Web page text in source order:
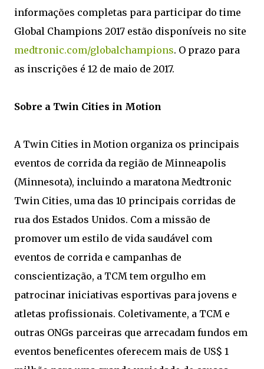
informações completas para participar do time
Global Champions 2017 estão disponíveis no site
medtronic.com/globalchampions. O prazo para
as inscrições é 12 de maio de 2017.
Sobre a Twin Cities in Motion
A Twin Cities in Motion organiza os principais
eventos de corrida da região de Minneapolis
(Minnesota), incluindo a maratona Medtronic
Twin Cities, uma das 10 principais corridas de
rua dos Estados Unidos. Com a missão de
promover um estilo de vida saudável com
eventos de corrida e campanhas de
conscientização, a TCM tem orgulho em
patrocinar iniciativas esportivas para jovens e
atletas profissionais. Coletivamente, a TCM e
outras ONGs parceiras que arrecadam fundos em
eventos beneficentes oferecem mais de US$ 1